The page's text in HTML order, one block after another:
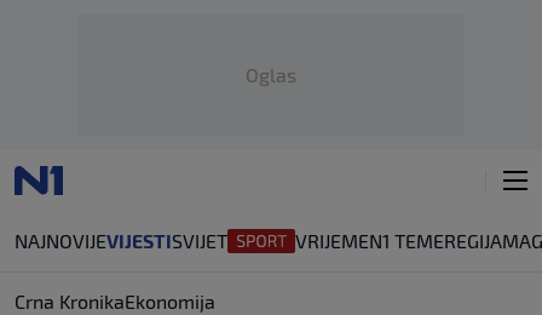
Oglas
NAJNOVIJEVIJESTISVIJET VRIJEMEN1 TEMEREGIJA
Crna KronikaEkonomija